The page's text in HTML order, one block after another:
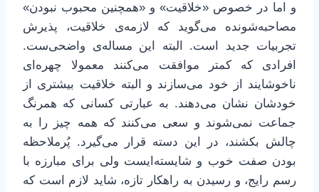
و اما در خصوص «خلاقیت» و «همچنین محبوب نبودن»
مصاحبه‌شونده می‌گوید که لازمه‌ی خلاقیت، پذیرش
تجربیات جدید است. البته این مساله‌ی واضحی‌ست.
افرادی که کمتر موافقت می‌کنند معمولا چهره‌ای
ناخوشایند از خود می‌سازند و البته خلاقیت بیشتری از
خودشان نشان می‌دهند. به عبارتی کسانی که همرنگ
جماعت نمی‌شوند و سعی می‌کنند که همه چیز را به
چالش بکشند، در این دسته قرار می‌گیرد. پُرملاحظه
بودن صفت خوب و شایسته‌ایست ولی برای مبارزه با
رسم رایج، و رسیدن به راهکار تازه، شاید لازم است که